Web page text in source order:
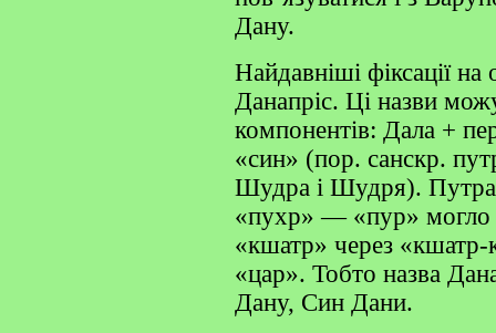
Дану.
Найдавніші фіксації
Данапріс. Ці назви
компонентів: Дала +
«син» (пор. санскр.
Шудра і Шудря). Путра
«пухр» — «пур» могло
«кшатр» через «кшатр-
«цар». Тобто назва
Дану, Син Дани.